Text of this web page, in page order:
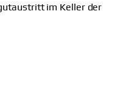
im Keller der